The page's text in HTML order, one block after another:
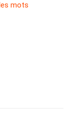
mots